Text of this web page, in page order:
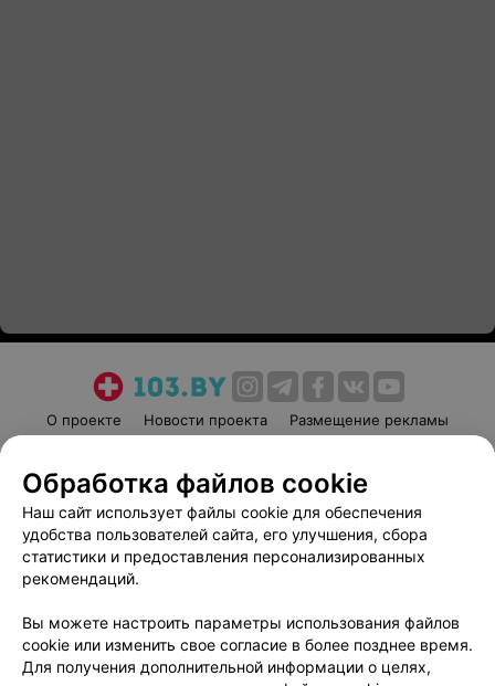
О проекте Новости проекта
Размещение рекламы
Пользовательское соглашение
Способы оплаты
Вакансии
Партнеры
Написать руководителю 103.by
Обработка персональных данных
Обработка файлов cookie
Наш сайт использует файлы cookie для обеспечения
удобства пользователей сайта, его улучшения, сбора
статистики и предоставления персонализированных
рекомендаций.
Вы можете настроить параметры использования файлов
cookie или изменить свое согласие в более позднее время.
Для получения дополнительной информации о целях,